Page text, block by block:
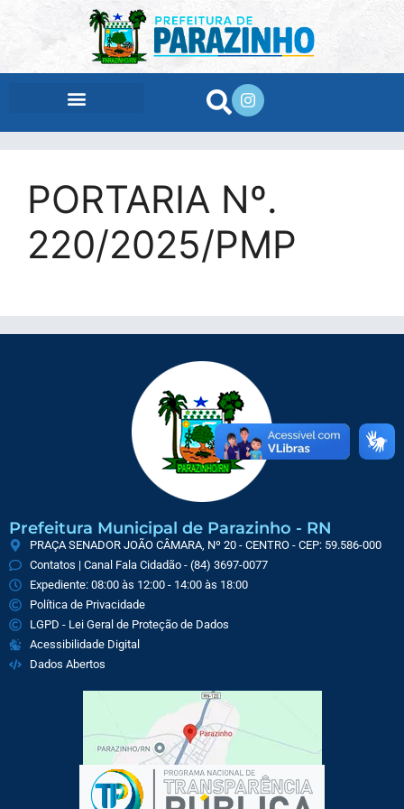
PORTARIA Nº.
220/2025/PMP
Prefeitura Municipal de Parazinho - RN
PRAÇA SENADOR JOÃO CÂMARA, Nº 20 - CENTRO - CEP: 59.586-000
Contatos | Canal Fala Cidadão - (84) 3697-0077
Expediente: 08:00 às 12:00 - 14:00 às 18:00
Política de Privacidade
LGPD - Lei Geral de Proteção de Dados
Acessibilidade Digital
Dados Abertos